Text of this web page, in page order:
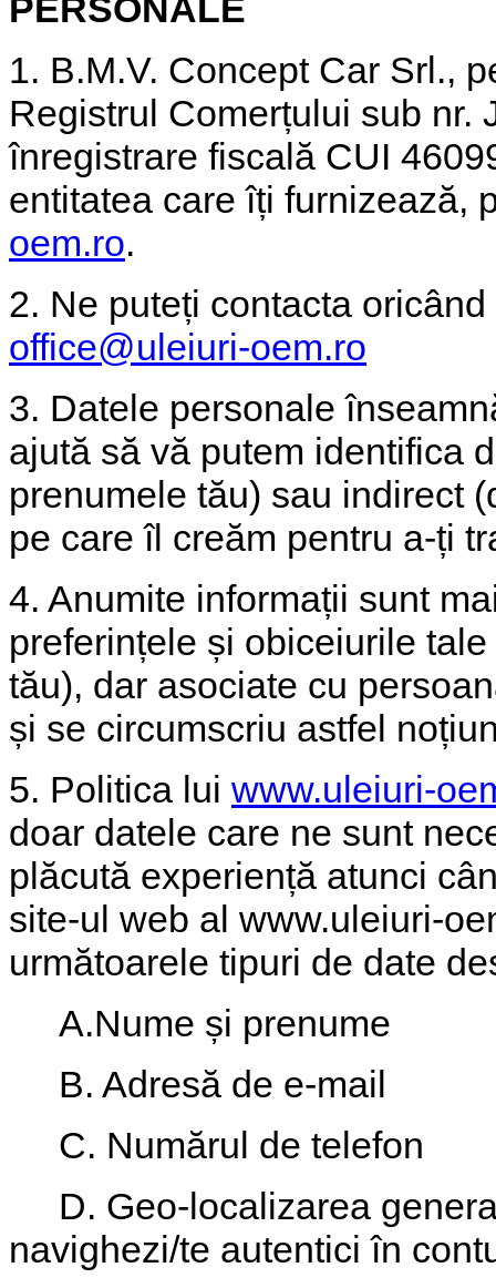
PERSONALE
1. B.M.V. Concept Car Srl.,
Registrul Comerțului sub nr.
înregistrare fiscală CUI
entitatea care îți furnizează,
oem.ro.
2. Ne puteți contacta
office@uleiuri-oem.ro
3. Datele personale
ajută să vă putem identifica
prenumele tău) sau indirect
pe care îl creăm pentru a-ți
4. Anumite informații sunt
preferințele și obiceiurile
tău), dar asociate cu
și se circumscriu astfel
5. Politica lui www.uleiuri-
doar datele care ne sunt
plăcută experiență atunci
site-ul web al www.uleiuri-
următoarele tipuri de date
A.Nume și prenume
B. Adresă de e-mail
C. Numărul de telefon
D. Geo-localizarea
navighezi/te autentici în